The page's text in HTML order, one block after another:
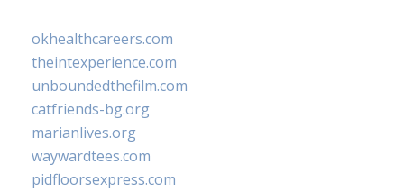
okhealthcareers.com
theintexperience.com
unboundedthefilm.com
catfriends-bg.org
marianlives.org
waywardtees.com
pidfloorsexpress.com